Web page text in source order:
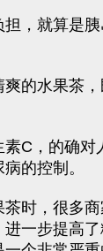
，就算是
的水果茶
C，的确
的控制。
时，很多
一步提高